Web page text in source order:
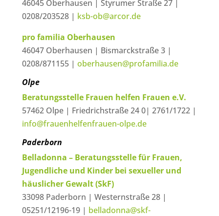
46045 Oberhausen | Styrumer Straße 27 |
0208/203528 | ksb-ob@arcor.de
pro familia Oberhausen
46047 Oberhausen | Bismarckstraße 3 |
0208/871155 | oberhausen@profamilia.de
Olpe
Beratungsstelle Frauen helfen Frauen e.V.
57462 Olpe | Friedrichstraße 24 0| 2761/1722 |
info@frauenhelfenfrauen-olpe.de
Paderborn
Belladonna – Beratungsstelle für Frauen,
Jugendliche und Kinder bei sexueller und
häuslicher Gewalt (SkF)
33098 Paderborn | Westernstraße 28 |
05251/12196-19 | belladonna@skf-